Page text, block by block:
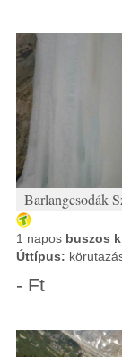
Barlangcsodák
1 napos buszos
Úttípus:
- Ft